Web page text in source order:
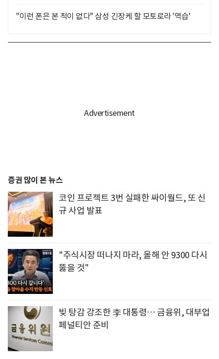
"이런 폰은 본 적이 없다" 삼성 긴장케 할 모토로라 '역습'
증권 많이 본 뉴스
코인 프로젝트 3번 실패한 싸이월드, 또 신
규 사업 발표
"주식시장 떠나지 마라, 올해 안 9300 다시
뚫을 것"
빚 탕감 강조한 李 대통령… 금융위, 대부업
페널티안 준비